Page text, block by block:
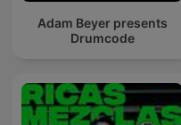
Adam Beyer presents
Drumcode